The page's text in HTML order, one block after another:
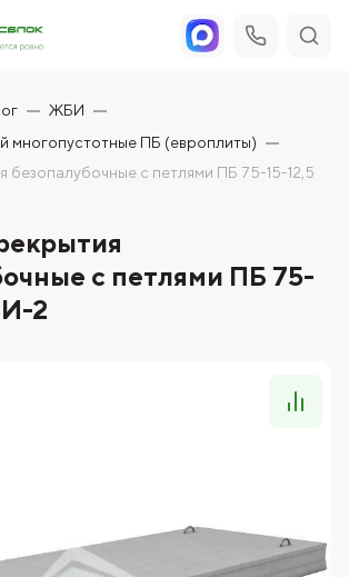
ЖБИ
многопустотные ПБ (европлиты)
безопалубочные с петлями ПБ 75-15-12,5
с петлями ПБ 75-
2